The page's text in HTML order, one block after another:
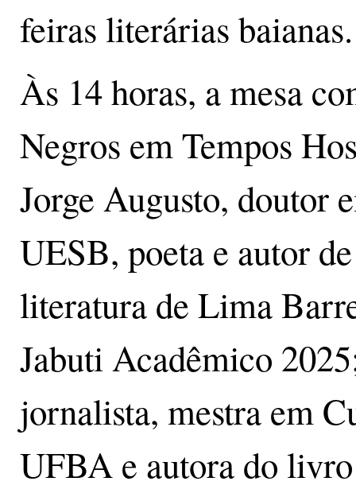
feiras literárias
Às 14 horas, a mesa
Negros em Tempos
Jorge Augusto, doutor
UESB, poeta e autor
literatura de Lima
Jabuti Acadêmico
jornalista, mestra em
UFBA e autora do